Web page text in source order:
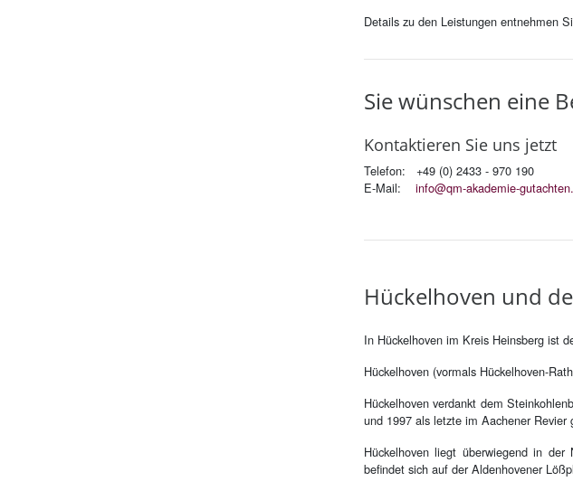
Details zu den Leistungen entnehmen
Sie wün­schen eine
Kon­tak­tie­ren Sie uns jetzt
Telefon: +49 (0) 2433 - 970 190
E-Mail: info@qm-akademie-
Hü­ckel­ho­ven und
In Hückelhoven im Kreis Heinsberg ist
Hückelhoven (vormals Hückelhoven-
Hückelhoven verdankt dem
und 1997 als letzte im Aachener Revier
Hückelhoven liegt überwiegend in
befindet sich auf der Aldenhovener